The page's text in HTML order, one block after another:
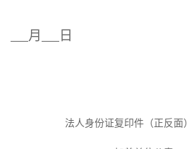
月
日
法人身份证复印件（正反面）